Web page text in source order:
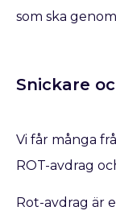
som ska
Snickare
Vi får många
ROT-avdrag
Rot-avdrag är